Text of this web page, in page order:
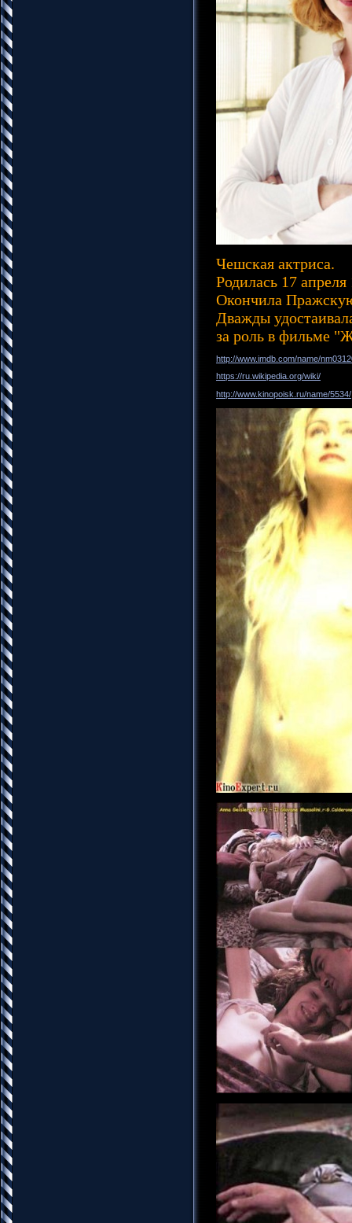
Чешская актриса.
Родилась 17 апреля
Окончила
Дважды
за роль в фильме
http://www.imdb.com/name/
https://ru.wikipedia.org/wiki/
http://www.kinopoisk.ru/name/5534/